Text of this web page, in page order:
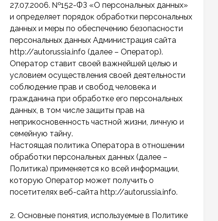
27.07.2006. №152-ФЗ «О персональных данных»
и определяет порядок обработки персональных
данных и меры по обеспечению безопасности
персональных данных Администрация сайта
http://autorussia.info (далее – Оператор).
Оператор ставит своей важнейшей целью и
условием осуществления своей деятельности
соблюдение прав и свобод человека и
гражданина при обработке его персональных
данных, в том числе защиты прав на
неприкосновенность частной жизни, личную и
семейную тайну.
Настоящая политика Оператора в отношении
обработки персональных данных (далее –
Политика) применяется ко всей информации,
которую Оператор может получить о
посетителях веб-сайта http://autorussia.info.
2. Основные понятия, используемые в Политике